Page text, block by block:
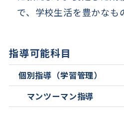
で、学校生活を豊かなも
指導可能科目
個別指導（学習管理）
マンツーマン指導